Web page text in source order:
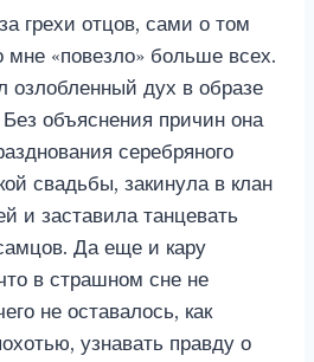
грехи отцов, сами о том
мне «повезло» больше всех.
озлобленный дух в образе
объяснения причин она
серебряного
свадьбы, закинула в клан
и заставила танцевать
Да еще и кару
в страшном сне не
не оставалось, как
узнавать правду о